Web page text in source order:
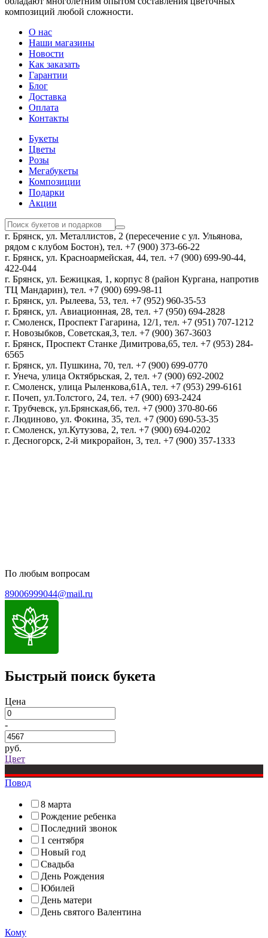
композиций любой сложности.
О нас
Наши магазины
Новости
Как заказать
Гарантии
Блог
Доставка
Оплата
Контакты
Букеты
Цветы
Розы
Мегабукеты
Композиции
Подарки
Акции
г. Брянск, ул. Металлистов, 2 (пересечение с ул. Ульянова,
рядом с клубом Бостон), тел. +7 (900) 373-66-22
г. Брянск, ул. Красноармейская, 44, тел. +7 (900) 699-90-44,
422-044
г. Брянск, ул. Бежицкая, 1, корпус 8 (район Кургана, напротив
ТЦ Мандарин), тел. +7 (900) 699-98-11
г. Брянск, ул. Рылеева, 53, тел. +7 (952) 960-35-53
г. Брянск, ул. Авиационная, 28, тел. +7 (950) 694-2828
г. Смоленск, Проспект Гагарина, 12/1, тел. +7 (951) 707-1212
г. Новозыбков, Советская,3, тел. +7 (900) 367-3603
г. Брянск, Проспект Станке Димитрова,65, тел. +7 (953) 284-
6565
г. Брянск, ул. Пушкина, 70, тел. +7 (900) 699-0770
г. Унеча, улица Октябрьская, 2, тел. +7 (900) 692-2002
г. Смоленск, улица Рыленкова,61А, тел. +7 (953) 299-6161
г. Почеп, ул.Толстого, 24, тел. +7 (900) 693-2424
г. Трубчевск, ул.Брянская,66, тел. +7 (900) 370-80-66
г. Людиново, ул. Фокина, 35, тел. +7 (900) 690-53-35
г. Смоленск, ул.Кутузова, 2, тел. +7 (900) 694-0202
г. Десногорск, 2-й микрорайон, 3, тел. +7 (900) 357-1333
По любым вопросам
89006999044@mail.ru
Быстрый поиск букета
Цена
-
руб.
Цвет
Повод
8 марта
Рождение ребенка
Последний звонок
1 сентября
Новый год
Свадьба
День Рождения
Юбилей
День матери
День святого Валентина
Кому